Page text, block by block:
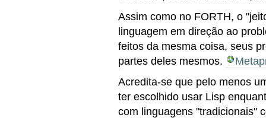
Assim como no FORTH, o
linguagem em direção ao
feitos da mesma coisa, seus
partes deles mesmos.
Acredita-se que pelo menos
ter escolhido usar Lisp
com linguagens "tradicionais"